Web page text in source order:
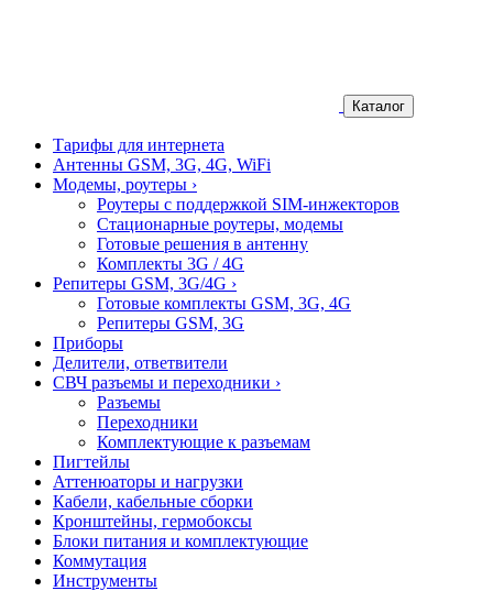
Каталог
Тарифы для интернета
Антенны GSM, 3G, 4G, WiFi
Модемы, роутеры ›
Роутеры с поддержкой SIM-инжекторов
Стационарные роутеры, модемы
Готовые решения в антенну
Комплекты 3G / 4G
Репитеры GSM, 3G/4G ›
Готовые комплекты GSM, 3G, 4G
Репитеры GSM, 3G
Приборы
Делители, ответвители
СВЧ разъемы и переходники ›
Разъемы
Переходники
Комплектующие к разъемам
Пигтейлы
Аттенюаторы и нагрузки
Кабели, кабельные сборки
Кронштейны, гермобоксы
Блоки питания и комплектующие
Коммутация
Инструменты